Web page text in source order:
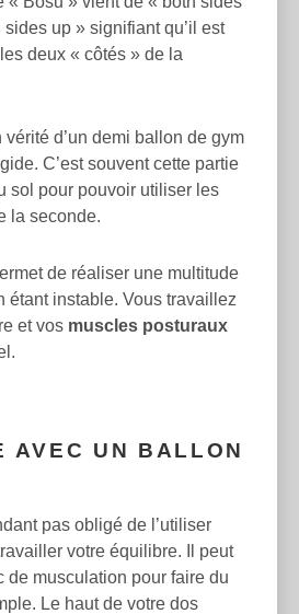
up » signifiant qu’il est
deux « côtés » de la
vérité d’un demi ballon de gym
C’est souvent cette partie
sol pour pouvoir utiliser les
la seconde.
de réaliser une multitude
étant instable. Vous travaillez
et vos muscles posturaux
AVEC UN BALLON
pas obligé de l’utiliser
votre équilibre. Il peut
de musculation pour faire du
Le haut de votre dos